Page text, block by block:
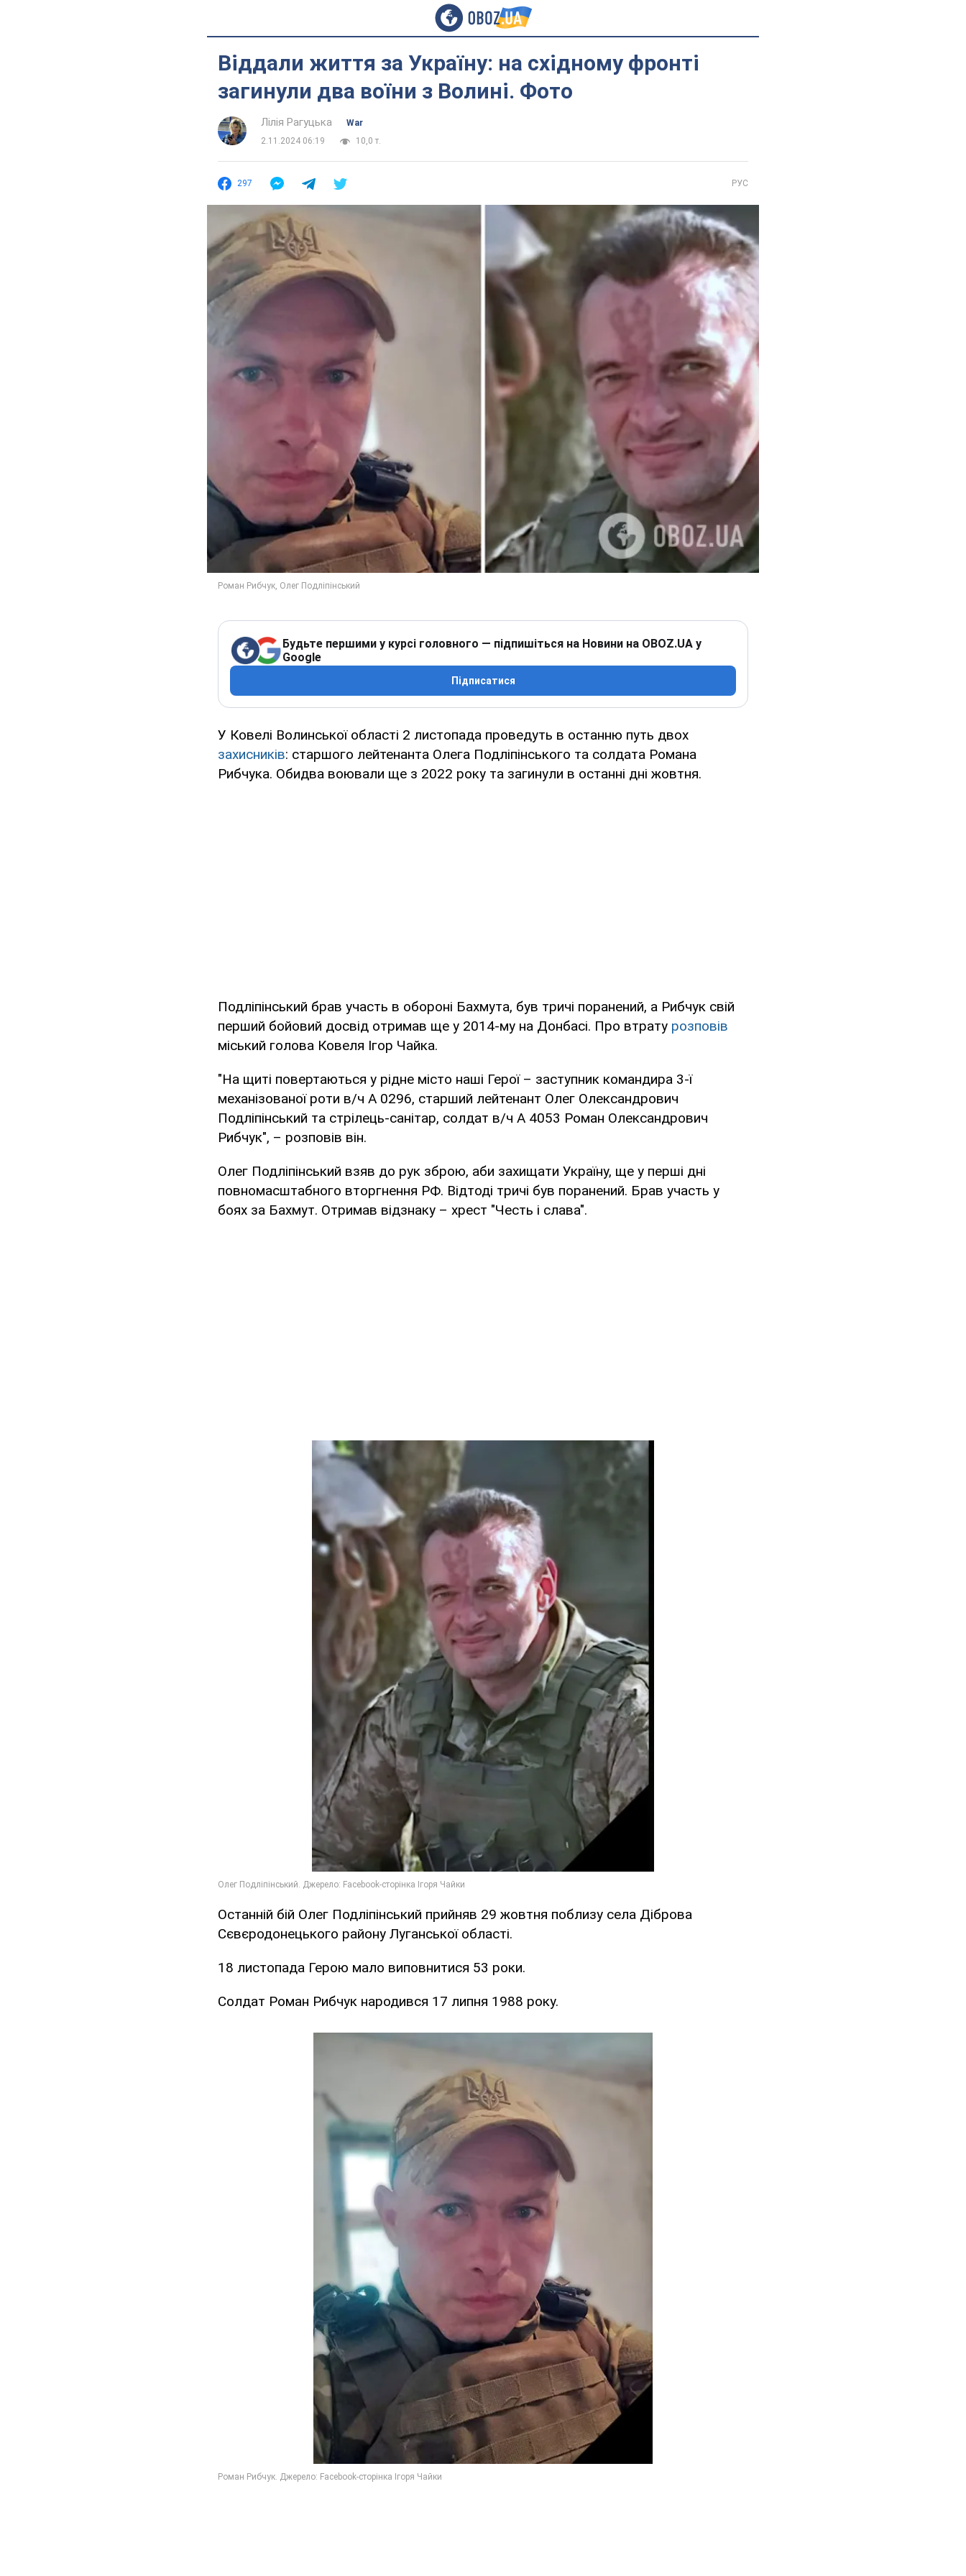
Віддали життя за Україну: на східному фронті
загинули два воїни з Волині. Фото
Лілія Рагуцька
War
2.11.2024 06:19
10,0 т.
297 РУС
Будьте першими у курсі головного — підпишіться на Новини на OBOZ.UA у
Google
Підписатися
У Ковелі Волинської області 2 листопада проведуть в останню путь двох
захисників: старшого лейтенанта Олега Подліпінського та солдата Романа
Рибчука. Обидва воювали ще з 2022 року та загинули в останні дні жовтня.
Подліпінський брав участь в обороні Бахмута, був тричі поранений, а Рибчук свій
перший бойовий досвід отримав ще у 2014-му на Донбасі. Про втрату розповів
міський голова Ковеля Ігор Чайка.
"На щиті повертаються у рідне місто наші Герої – заступник командира 3-ї
механізованої роти в/ч А 0296, старший лейтенант Олег Олександрович
Подліпінський та стрілець-санітар, солдат в/ч А 4053 Роман Олександрович
Рибчук", – розповів він.
Олег Подліпінський взяв до рук зброю, аби захищати Україну, ще у перші дні
повномасштабного вторгнення РФ. Відтоді тричі був поранений. Брав участь у
боях за Бахмут. Отримав відзнаку – хрест "Честь і слава".
Останній бій Олег Подліпінський прийняв 29 жовтня поблизу села Діброва
Сєвєродонецького району Луганської області.
18 листопада Герою мало виповнитися 53 роки.
Солдат Роман Рибчук народився 17 липня 1988 року.